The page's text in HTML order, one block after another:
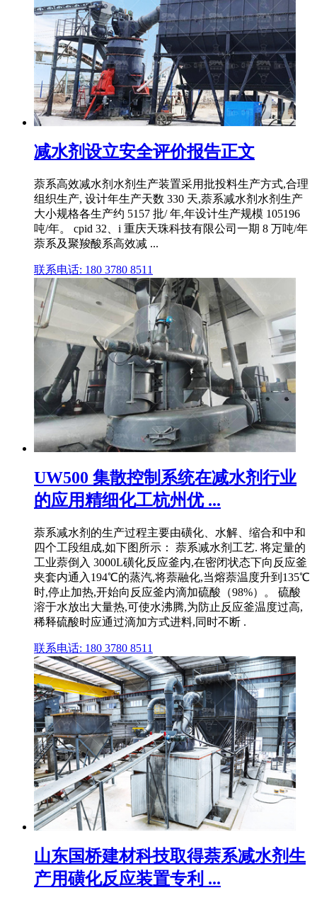
减水剂设立安全评价报告正文
萘系高效减水剂水剂生产装置采用批投料生产方式,合理
组织生产, 设计年生产天数 330 天,萘系减水剂水剂生产
大小规格各生产约 5157 批/ 年,年设计生产规模 105196
吨/年。 cpid 32、i 重庆天珠科技有限公司一期 8 万吨/年
萘系及聚羧酸系高效减 ...
联系电话: 180 3780 8511
UW500 集散控制系统在减水剂行业
的应用精细化工杭州优 ...
萘系减水剂的生产过程主要由磺化、水解、缩合和中和
四个工段组成,如下图所示： 萘系减水剂工艺. 将定量的
工业萘倒入 3000L磺化反应釜内,在密闭状态下向反应釜
夹套内通入194℃的蒸汽,将萘融化,当熔萘温度升到135℃
时,停止加热,开始向反应釜内滴加硫酸（98%）。 硫酸
溶于水放出大量热,可使水沸腾,为防止反应釜温度过高,
稀释硫酸时应通过滴加方式进料,同时不断 .
联系电话: 180 3780 8511
山东国桥建材科技取得萘系减水剂生
产用磺化反应装置专利 ...